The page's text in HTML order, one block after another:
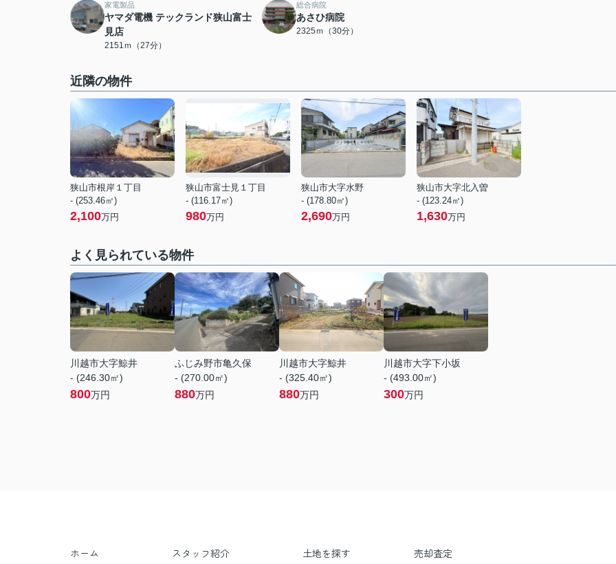
家電製品
ヤマダ電機 テックランド狭山富士
見店
2151ｍ（27分）
総合病院
あさひ病院
2325ｍ（30分）
近隣の物件
狭山市根岸１丁目
- (253.46㎡)
2,100万円
狭山市富士見１丁目
- (116.17㎡)
980万円
狭山市大字水野
- (178.80㎡)
2,690万円
狭山市大字北入曽
- (123.24㎡)
1,630万円
よく見られている物件
川越市大字鯨井
- (246.30㎡)
800万円
ふじみ野市亀久保
- (270.00㎡)
880万円
川越市大字鯨井
- (325.40㎡)
880万円
川越市大字下小坂
- (493.00㎡)
300万円
ホーム スタッフ紹介 土地を探す 売却査定